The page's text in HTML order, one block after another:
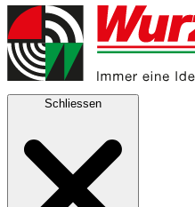
Schliessen